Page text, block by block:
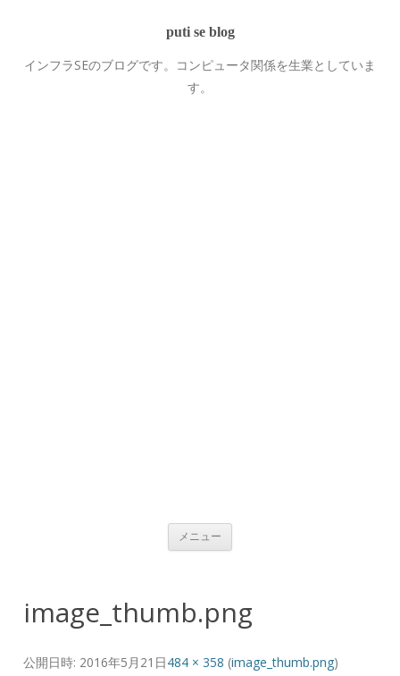
puti se blog
インフラSEのブログです。コンピュータ関係を生業としていま
す。
メニュー コンテンツへ移動
image_thumb.png
公開日時: 2016年5月21日484 × 358 (image_thumb.png)